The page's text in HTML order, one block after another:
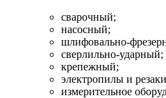
сварочный;
насосный;
шлифовально-
сверлильно-ударный;
крепежный;
электропилы и
измерительное